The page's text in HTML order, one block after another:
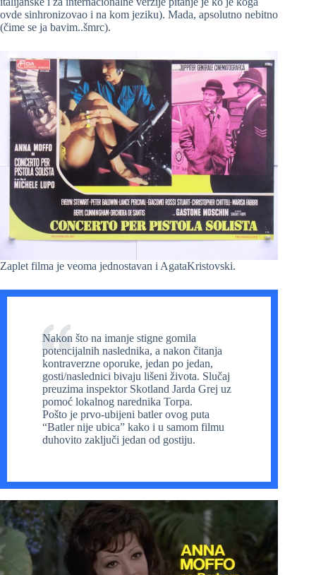
ovde sinhronizovao i na kom jeziku). Mada, apsolutno nebitno
(čime se ja bavim..šmrc).
Zaplet filma je veoma jednostavan i AgataKristovski.
Nakon što na imanje stigne gomila
potencijalnih naslednika, a nakon čitanja
kontraverzne oporuke, jedan po jedan,
gosti/naslednici bivaju lišeni života. Slučaj
preuzima inspektor Skotland Jarda Grej uz
pomoć lokalnog narednika Torpa.
Pošto je prvo-ubijeni batler ovog puta
“Batler nije ubica” kako i u samom filmu
duhovito zaključi jedan od gostiju.